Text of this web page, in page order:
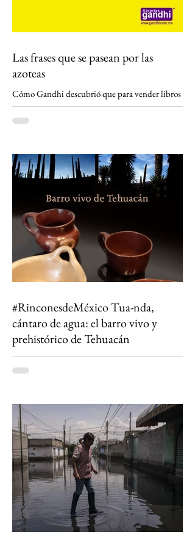
Las frases que se pasean por las
azoteas
Cómo Gandhi descubrió que para vender libros
primero había que conseguir que México leyera
una frase. En México se lee un promedio de 3.2
srsltid=AfmBOopiHumTljnoxefKOSiFblXdbR
Jpff4EkXnQmhTcLl3chTI28ENf Antes de las
redes sociales, antes de los memes, antes de que
las frases ingeniosas viajaran de pantalla en
pantalla, hubo unos rectángulos amarillos que
aparecieron en las avenidas de la Ciudad de
México como si fueran
#RinconesdeMéxico Tua-nda,
cántaro de agua: el barro vivo y
prehistórico de Tehuacán
Entre dinosaurios, desiertos floridos y cántaros
que aún filtran la vida: así se vive el ecoturismo